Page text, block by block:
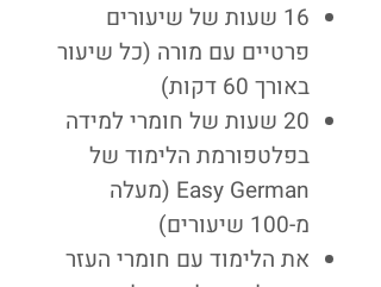
16 שעות של שיעורים
פרטיים עם מורה (כל שיעור
באורך 60 דקות)
20 שעות של חומרי למידה
בפלטפורמת הלימוד של
Easy German (מעלה
מ-100 שיעורים)
את הלימוד עם חומרי העזר